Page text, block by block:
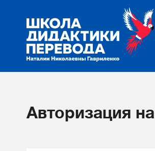
Авторизация